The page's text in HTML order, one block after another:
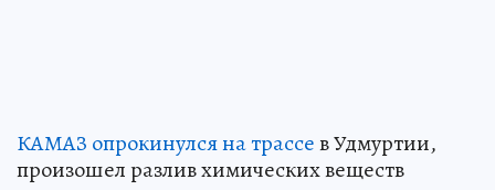
КАМАЗ опрокинулся на трассев Удмуртии,
произошел разлив химических веществ